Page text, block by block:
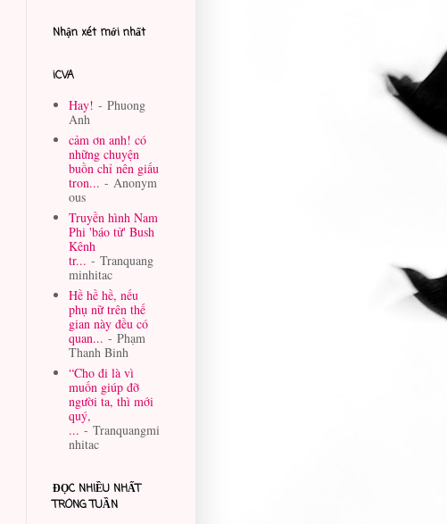
Nhận xét mới nhất
iCVA
Hay! - Phuong
Anh
cảm ơn anh! có
những chuyện
buồn chỉ nên giấu
tron... - Anonym
ous
Truyền hình Nam
Phi 'báo tử' Bush
Kênh
tr... - Tranquang
minhitac
Hề hề hề, nếu
phụ nữ trên thế
gian này đều có
quan... - Phạm
Thanh Binh
“Cho đi là vì
muốn giúp đỡ
người ta, thì mới
quý,
... - Tranquangmi
nhitac
ĐỌC NHIỀU NHẤT
TRONG TUẦN